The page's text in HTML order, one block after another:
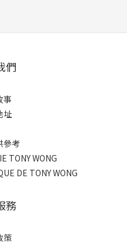
們
事
址
參考
TONY WONG
DE TONY WONG
務
策